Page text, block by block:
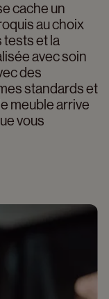
cache un
au choix
tests et la
avec soin
des
standards et
meuble arrive
vous